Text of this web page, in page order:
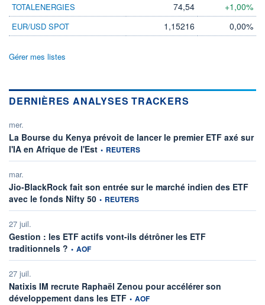
TOTALENERGIES 74,54 +1,00%
EUR/USD SPOT 1,15216 0,00%
Gérer mes listes
DERNIÈRES ANALYSES TRACKERS
mer.
La Bourse du Kenya prévoit de lancer le premier ETF axé sur
l'IA en Afrique de l'Estinformation fournie par
• REUTERS
mar.
Jio-BlackRock fait son entrée sur le marché indien des ETF
avec le fonds Nifty 50information fournie par
• REUTERS
27 juil.
Gestion : les ETF actifs vont-ils détrôner les ETF
traditionnels ? information fournie par
• AOF
27 juil.
Natixis IM recrute Raphaël Zenou pour accélérer son
développement dans les ETFinformation fournie par
• AOF